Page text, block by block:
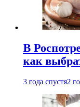
В
как
3 года спустя2